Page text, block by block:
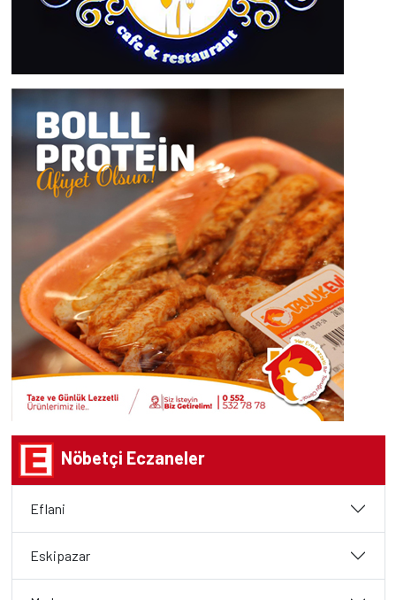
Nöbetçi Eczaneler
Eflani
Eskipazar